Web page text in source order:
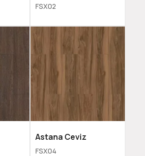
FSX02
Astana Ceviz
FSX04